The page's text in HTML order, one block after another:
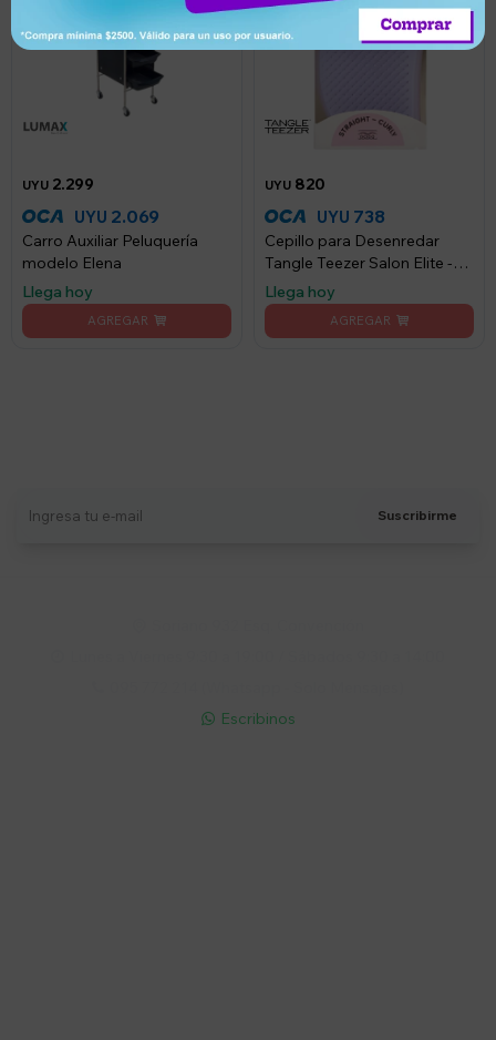
UYU 2.299
UYU 2.069
Carro Auxiliar Peluquería
modelo Elena
Llega hoy
UYU 820
UYU 738
Cepillo para Desenredar
Tangle Teezer Salon Elite -
Mint Lilac
Llega hoy
Suscribirme
 Escribinos